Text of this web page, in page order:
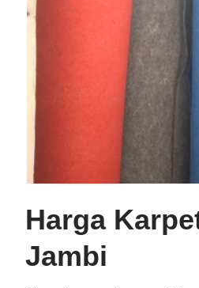
Harga
Jambi